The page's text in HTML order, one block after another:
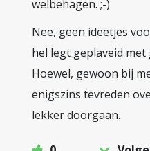
welbehagen. ;-)
Nee, geen ideetjes
hel legt geplaveid
Hoewel, gewoon bij
enigszins tevreden
lekker doorgaan.